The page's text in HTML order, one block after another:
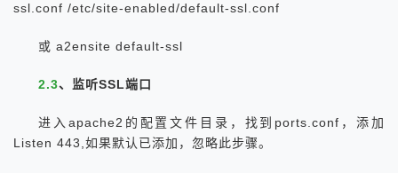
ssl.conf /etc/site-enabled/default-ssl.conf
或 a2ensite default-ssl
2.3、监听SSL端口
进入apache2的配置文件目录，找到ports.conf，添加
Listen 443,如果默认已添加，忽略此步骤。